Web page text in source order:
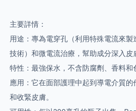
主要詳情：
用途：專為電穿孔（利用特殊電流來
技術）和微電流治療，幫助成分深入皮
特性：最強保水，不含防腐劑、香料和
應用：它在面部護理中起到導電介質
和收緊皮膚。